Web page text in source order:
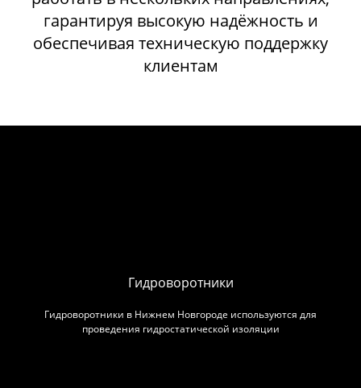
гарантируя высокую надёжность и
обеспечивая техническую поддержку
клиентам
Гидроворотники
Гидроворотники в Нижнем Новгороде используются для
проведения гидростатической изоляции